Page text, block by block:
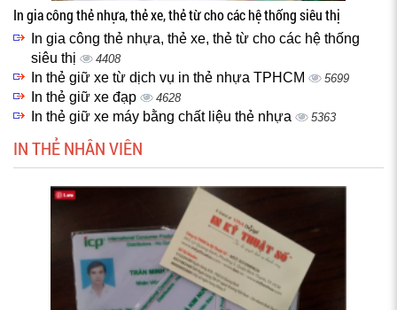
In gia công thẻ nhựa, thẻ xe, thẻ từ cho các hệ thống siêu thị
In gia công thẻ nhựa, thẻ xe, thẻ từ cho các hệ thống
siêu thị
4408
In thẻ giữ xe từ dịch vụ in thẻ nhựa TPHCM 5699
In thẻ giữ xe đạp 4628
In thẻ giữ xe máy bằng chất liệu thẻ nhựa 5363
IN THẺ NHÂN VIÊN